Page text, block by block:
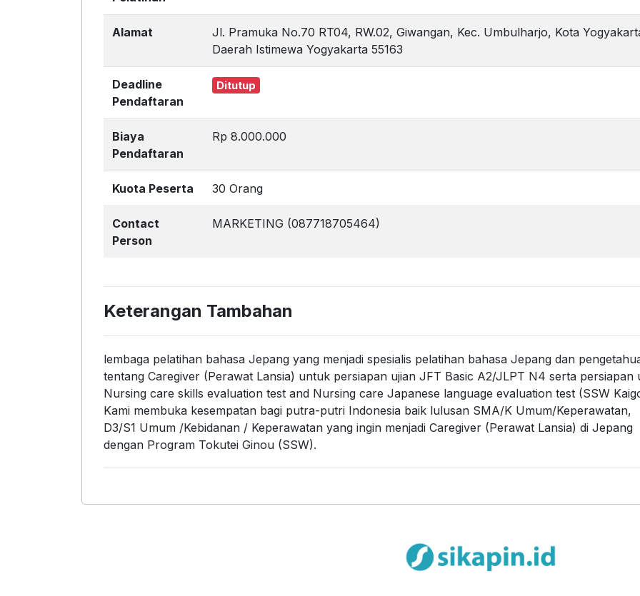
Alamat
Jl. Pramuka No.70 RT04, RW.02, Giwangan, Kec. Umbulharjo, Kota
Daerah Istimewa Yogyakarta 55163
Deadline
Pendaftaran
Ditutup
Biaya
Pendaftaran
Rp 8.000.000
Kuota Peserta 30 Orang
Contact
Person
MARKETING (087718705464)
Keterangan Tambahan
lembaga pelatihan bahasa Jepang yang menjadi spesialis pelatihan bahasa Jepang dan
tentang Caregiver (Perawat Lansia) untuk persiapan ujian JFT Basic A2/JLPT N4 serta persiapan
Nursing care skills evaluation test and Nursing care Japanese language evaluation test (SSW
Kami membuka kesempatan bagi putra-putri Indonesia baik lulusan SMA/K Umum/Keperawatan,
D3/S1 Umum /Kebidanan / Keperawatan yang ingin menjadi Caregiver (Perawat Lansia) di Jepang
dengan Program Tokutei Ginou (SSW).